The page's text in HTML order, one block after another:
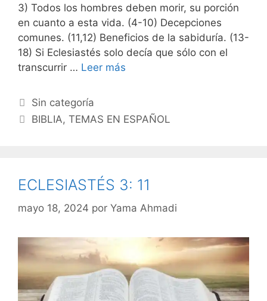
3) Todos los hombres deben morir, su porción
en cuanto a esta vida. (4-10) Decepciones
comunes. (11,12) Beneficios de la sabiduría. (13-
18) Si Eclesiastés solo decía que sólo con el
transcurrir … Leer más
Categorías
Sin categoría
Etiquetas
BIBLIA,TEMAS EN ESPAÑOL
ECLESIASTÉS 3: 11
mayo 18, 2024 por Yama Ahmadi